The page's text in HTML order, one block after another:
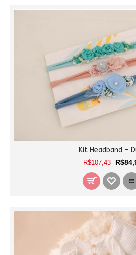
Kit Headband -
R$107,43